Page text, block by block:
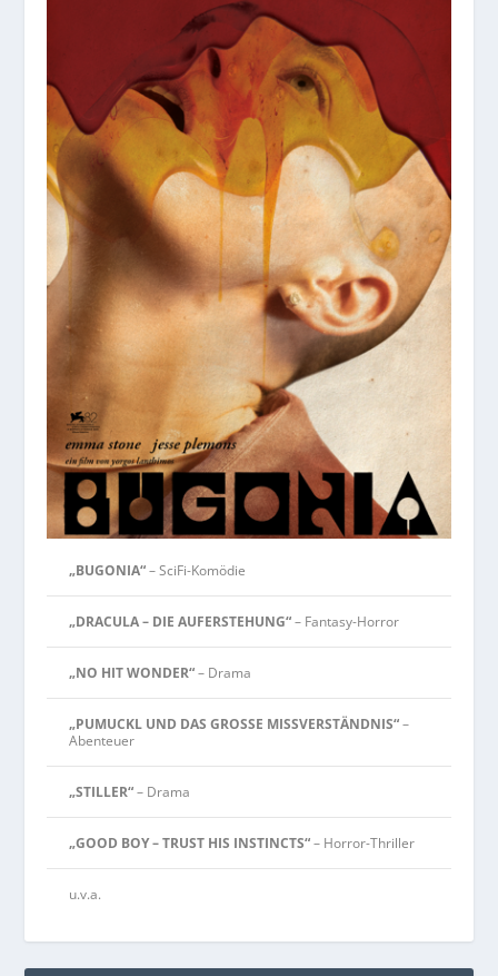
„BUGONIA“– SciFi-Komödie
„DRACULA – DIE AUFERSTEHUNG“– Fantasy-Horror
„NO HIT WONDER“– Drama
„PUMUCKL UND DAS GROSSE MISSVERSTÄNDNIS“–
Abenteuer
„STILLER“– Drama
„GOOD BOY – TRUST HIS INSTINCTS“– Horror-Thriller
u.v.a.